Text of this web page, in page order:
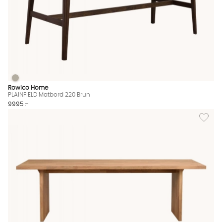
PLAINFIELD Matbord 220 Brun Finns även i dessa färger:
PLAINFIELD Matbord 220 Brun
Rowico Home
PLAINFIELD Matbord 220 Brun
9995 :-
Lägg